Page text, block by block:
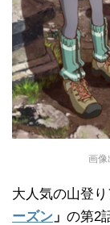
画像
大人気の山登
ーズン 」 の第2